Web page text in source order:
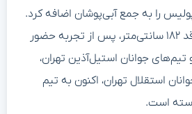
را به جمع آبی‌پوشان اضافه کرد.
این بازیکن ۲۴ ساله با قد ۱۸۲ سانتی‌متر، پس از تجربه حضور
جوانان استیل‌آذین تهران،
استقلال تهران، اکنون به تیم
است.